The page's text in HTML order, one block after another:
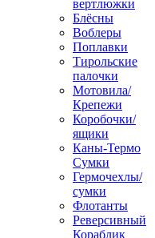
вертлюжки
Блёсны
Воблеры
Поплавки
Тирольские
палочки
Мотовила/
Крепежи
Коробочки/
ящики
Каны-Термо
Сумки
Гермочехлы/
сумки
Флотанты
Реверсивный
Кораблик